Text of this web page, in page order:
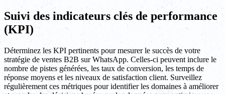
Suivi des indicateurs clés de performance
(KPI)
Déterminez les KPI pertinents pour mesurer le succès de votre
stratégie de ventes B2B sur WhatsApp. Celles-ci peuvent inclure le
nombre de pistes générées, les taux de conversion, les temps de
réponse moyens et les niveaux de satisfaction client. Surveillez
régulièrement ces métriques pour identifier les domaines à améliorer